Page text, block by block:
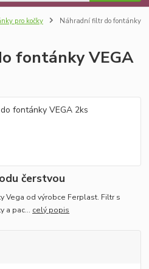
pro kočky
Náhradní filtr do fontánky
fontánky VEGA
čerstvou
Vega od výrobce Ferplast. Filtr s
a pac... celý popis